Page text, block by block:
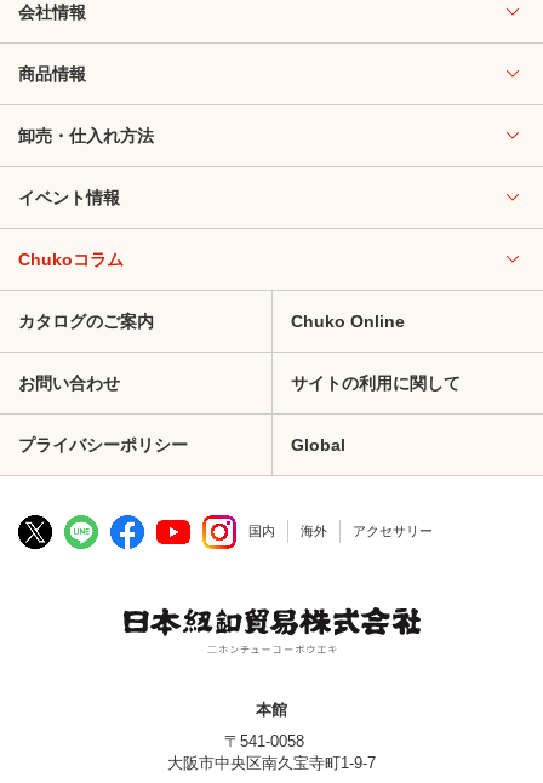
会社情報
商品情報
卸売・仕入れ方法
イベント情報
Chukoコラム
カタログのご案内 Chuko Online
お問い合わせ サイトの利用に関して
プライバシーポリシー Global
国内 海外 アクセサリー
本館
〒541-0058
大阪市中央区南久宝寺町1-9-7